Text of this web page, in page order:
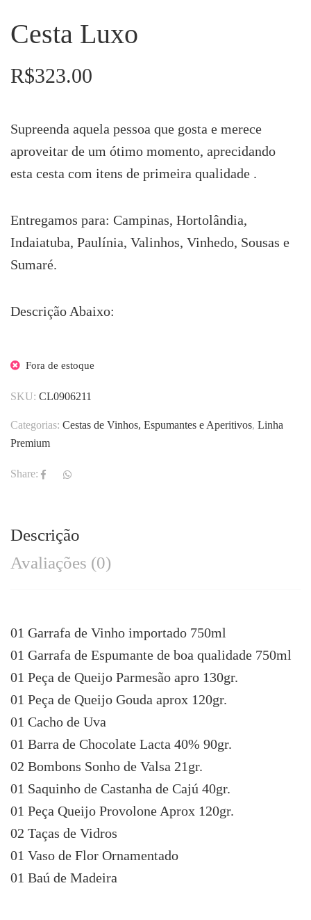
Cesta Luxo
R$323.00
Supreenda aquela pessoa que gosta e merece
aproveitar de um ótimo momento, aprecidando
esta cesta com itens de primeira qualidade .
Entregamos para: Campinas, Hortolândia,
Indaiatuba, Paulínia, Valinhos, Vinhedo, Sousas e
Sumaré.
Descrição Abaixo:
Fora de estoque
SKU: CL0906211
Categorias: Cestas de Vinhos, Espumantes e Aperitivos, Linha
Premium
Share:
Descrição
Avaliações (0)
01 Garrafa de Vinho importado 750ml
01 Garrafa de Espumante de boa qualidade 750ml
01 Peça de Queijo Parmesão apro 130gr.
01 Peça de Queijo Gouda aprox 120gr.
01 Cacho de Uva
01 Barra de Chocolate Lacta 40% 90gr.
02 Bombons Sonho de Valsa 21gr.
01 Saquinho de Castanha de Cajú 40gr.
01 Peça Queijo Provolone Aprox 120gr.
02 Taças de Vidros
01 Vaso de Flor Ornamentado
01 Baú de Madeira